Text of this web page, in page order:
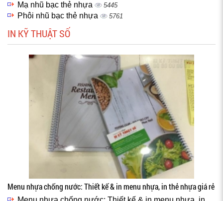
Mạ nhũ bạc thẻ nhựa 5445
Phôi nhũ bạc thẻ nhựa 5761
IN KỸ THUẬT SỐ
Menu nhựa chống nước: Thiết kế & in menu nhựa, in thẻ nhựa giá rẻ